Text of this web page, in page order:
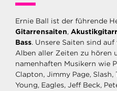
Ernie Ball ist der führende
Gitarrensaiten,
Bass. Unsere Saiten sind
Alben aller Zeiten zu hören
namenhaften Musikern wie
Clapton, Jimmy Page,
Young, Eagles, Jeff Beck,